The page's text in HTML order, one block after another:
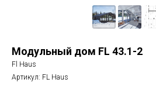
Модульный дом FL 43.1-2
Fl Haus
Артикул: FL Haus